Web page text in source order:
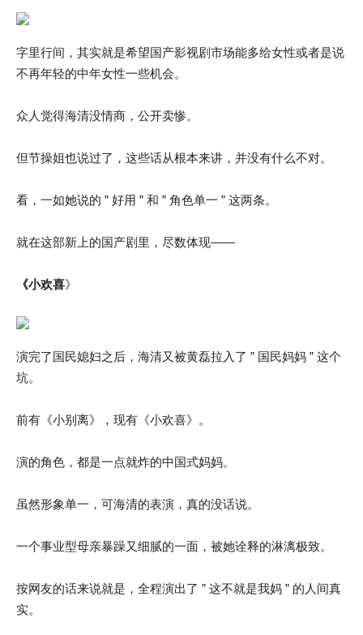
字里行间，其实就是希望国产影视剧市场能多给女性或者是说
不再年轻的中年女性一些机会。
众人觉得海清没情商，公开卖惨。
但节操姐也说过了，这些话从根本来讲，并没有什么不对。
看，一如她说的 ” 好用 ” 和 ” 角色单一 ” 这两条。
就在这部新上的国产剧里，尽数体现——
《小欢喜》
演完了国民媳妇之后，海清又被黄磊拉入了 ” 国民妈妈 ” 这个
坑。
前有《小别离》，现有《小欢喜》。
演的角色，都是一点就炸的中国式妈妈。
虽然形象单一，可海清的表演，真的没话说。
一个事业型母亲暴躁又细腻的一面，被她诠释的淋漓极致。
按网友的话来说就是，全程演出了 ” 这不就是我妈 ” 的人间真
实。